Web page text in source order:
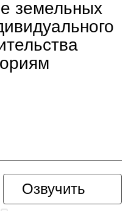
земельных
Озвучить